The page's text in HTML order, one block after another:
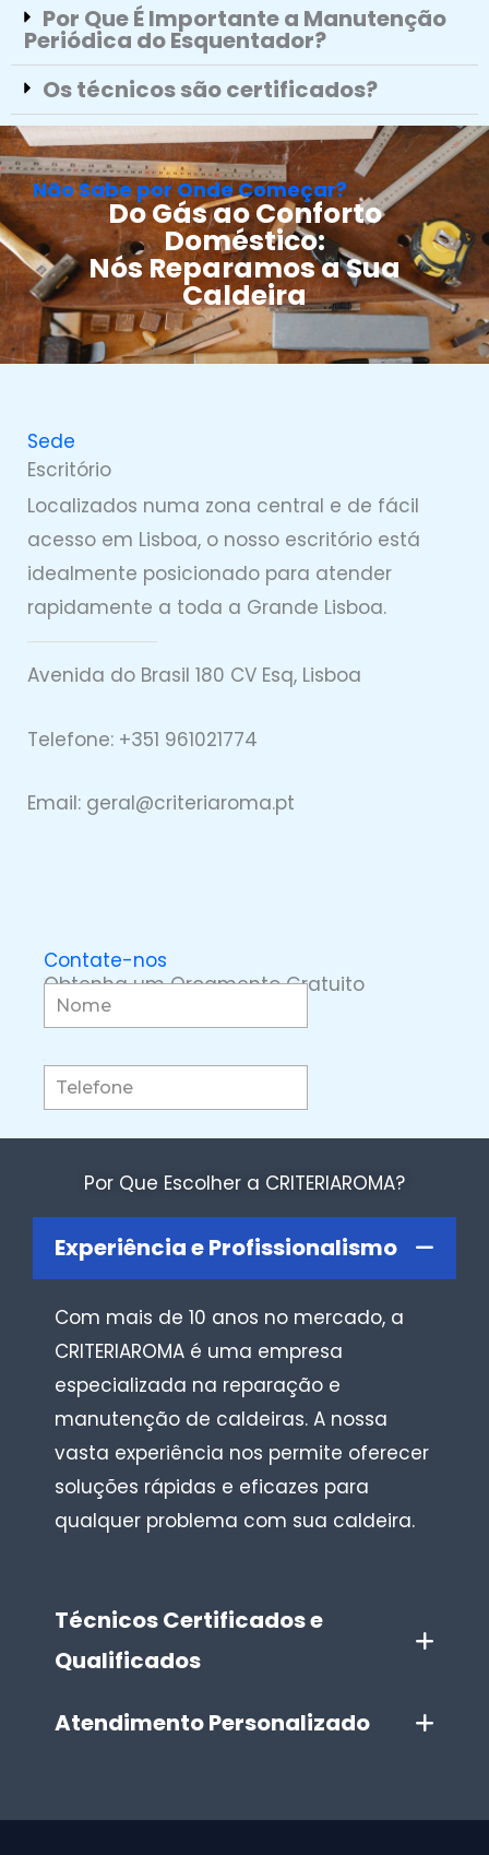
Por Que É Importante a Manutenção
Periódica do Esquentador?
Os técnicos são certificados?
Não Sabe por Onde Começar?
Do Gás ao Conforto
Doméstico:
Nós Reparamos a Sua
Caldeira
Sede
Escritório
Localizados numa zona central e de fácil
acesso em Lisboa, o nosso escritório está
idealmente posicionado para atender
rapidamente a toda a Grande Lisboa.
Avenida do Brasil 180 CV Esq, Lisboa
Telefone: +351 961021774
Email: geral@criteriaroma.pt
Contate-nos
Obtenha um Orçamento Gratuito
Por Que Escolher a CRITERIAROMA?
Experiência e Profissionalismo
Com mais de 10 anos no mercado, a
CRITERIAROMA é uma empresa
especializada na reparação e
manutenção de caldeiras. A nossa
vasta experiência nos permite oferecer
soluções rápidas e eficazes para
qualquer problema com sua caldeira.
Técnicos Certificados e
Qualificados
Atendimento Personalizado